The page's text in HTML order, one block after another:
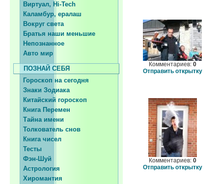
Виртуал, Hi-Tech
Каламбур, ералаш
Вокруг света
Братья наши меньшие
Непознанное
Авто мир
ПОЗНАЙ СЕБЯ
Гороскоп на сегодня
Знаки Зодиака
Китайский гороскоп
Книга Перемен
Тайна имени
Толкователь снов
Книга чисел
Тесты
Фэн-Шуй
Астрология
Хиромантия
Комментариев: 0
Отправить открытку
Комментариев: 0
Отправить открытку